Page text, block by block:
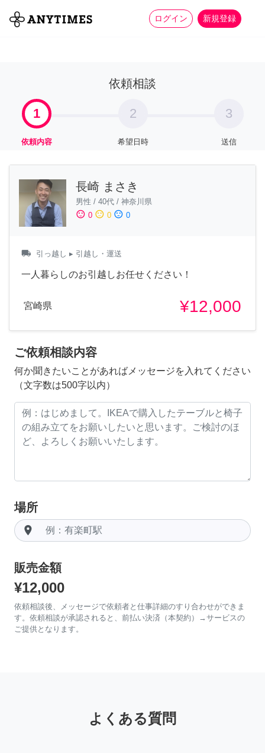
ログイン 新規登録
全て 家事 more_horiz
依頼相談
1
依頼内容
2
希望日時
3
送信
長崎 まさき
男性 / 40代 / 神奈川県
sentiment_satisfied 0 sentiment_neutral 0 sentiment_dissatisfied 0
local_shipping 引っ越し ▸ 引越し・運送
一人暮らしのお引越しお任せください！
宮崎県 ¥12,000
ご依頼相談内容
何か聞きたいことがあればメッセージを入れてください
（文字数は500字以内）
場所
room
販売金額
¥12,000
依頼相談後、メッセージで依頼者と仕事詳細のすり合わせができま
す。依頼相談が承認されると、前払い決済（本契約）→サービスの
ご提供となります。
よくある質問